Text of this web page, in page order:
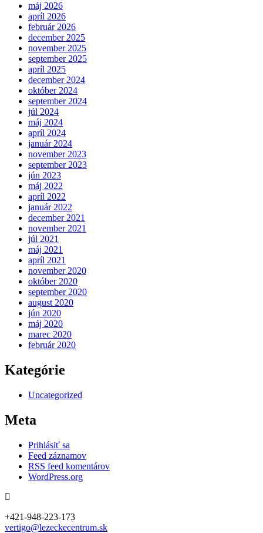
máj 2026
apríl 2026
február 2026
december 2025
november 2025
september 2025
apríl 2025
december 2024
október 2024
september 2024
júl 2024
máj 2024
apríl 2024
január 2024
november 2023
september 2023
jún 2023
máj 2022
apríl 2022
január 2022
december 2021
november 2021
júl 2021
máj 2021
apríl 2021
november 2020
október 2020
september 2020
august 2020
jún 2020
máj 2020
marec 2020
február 2020
Kategórie
Uncategorized
Meta
Prihlásiť sa
Feed záznamov
RSS feed komentárov
WordPress.org
+421-948-223-173
vertigo@lezeckecentrum.sk